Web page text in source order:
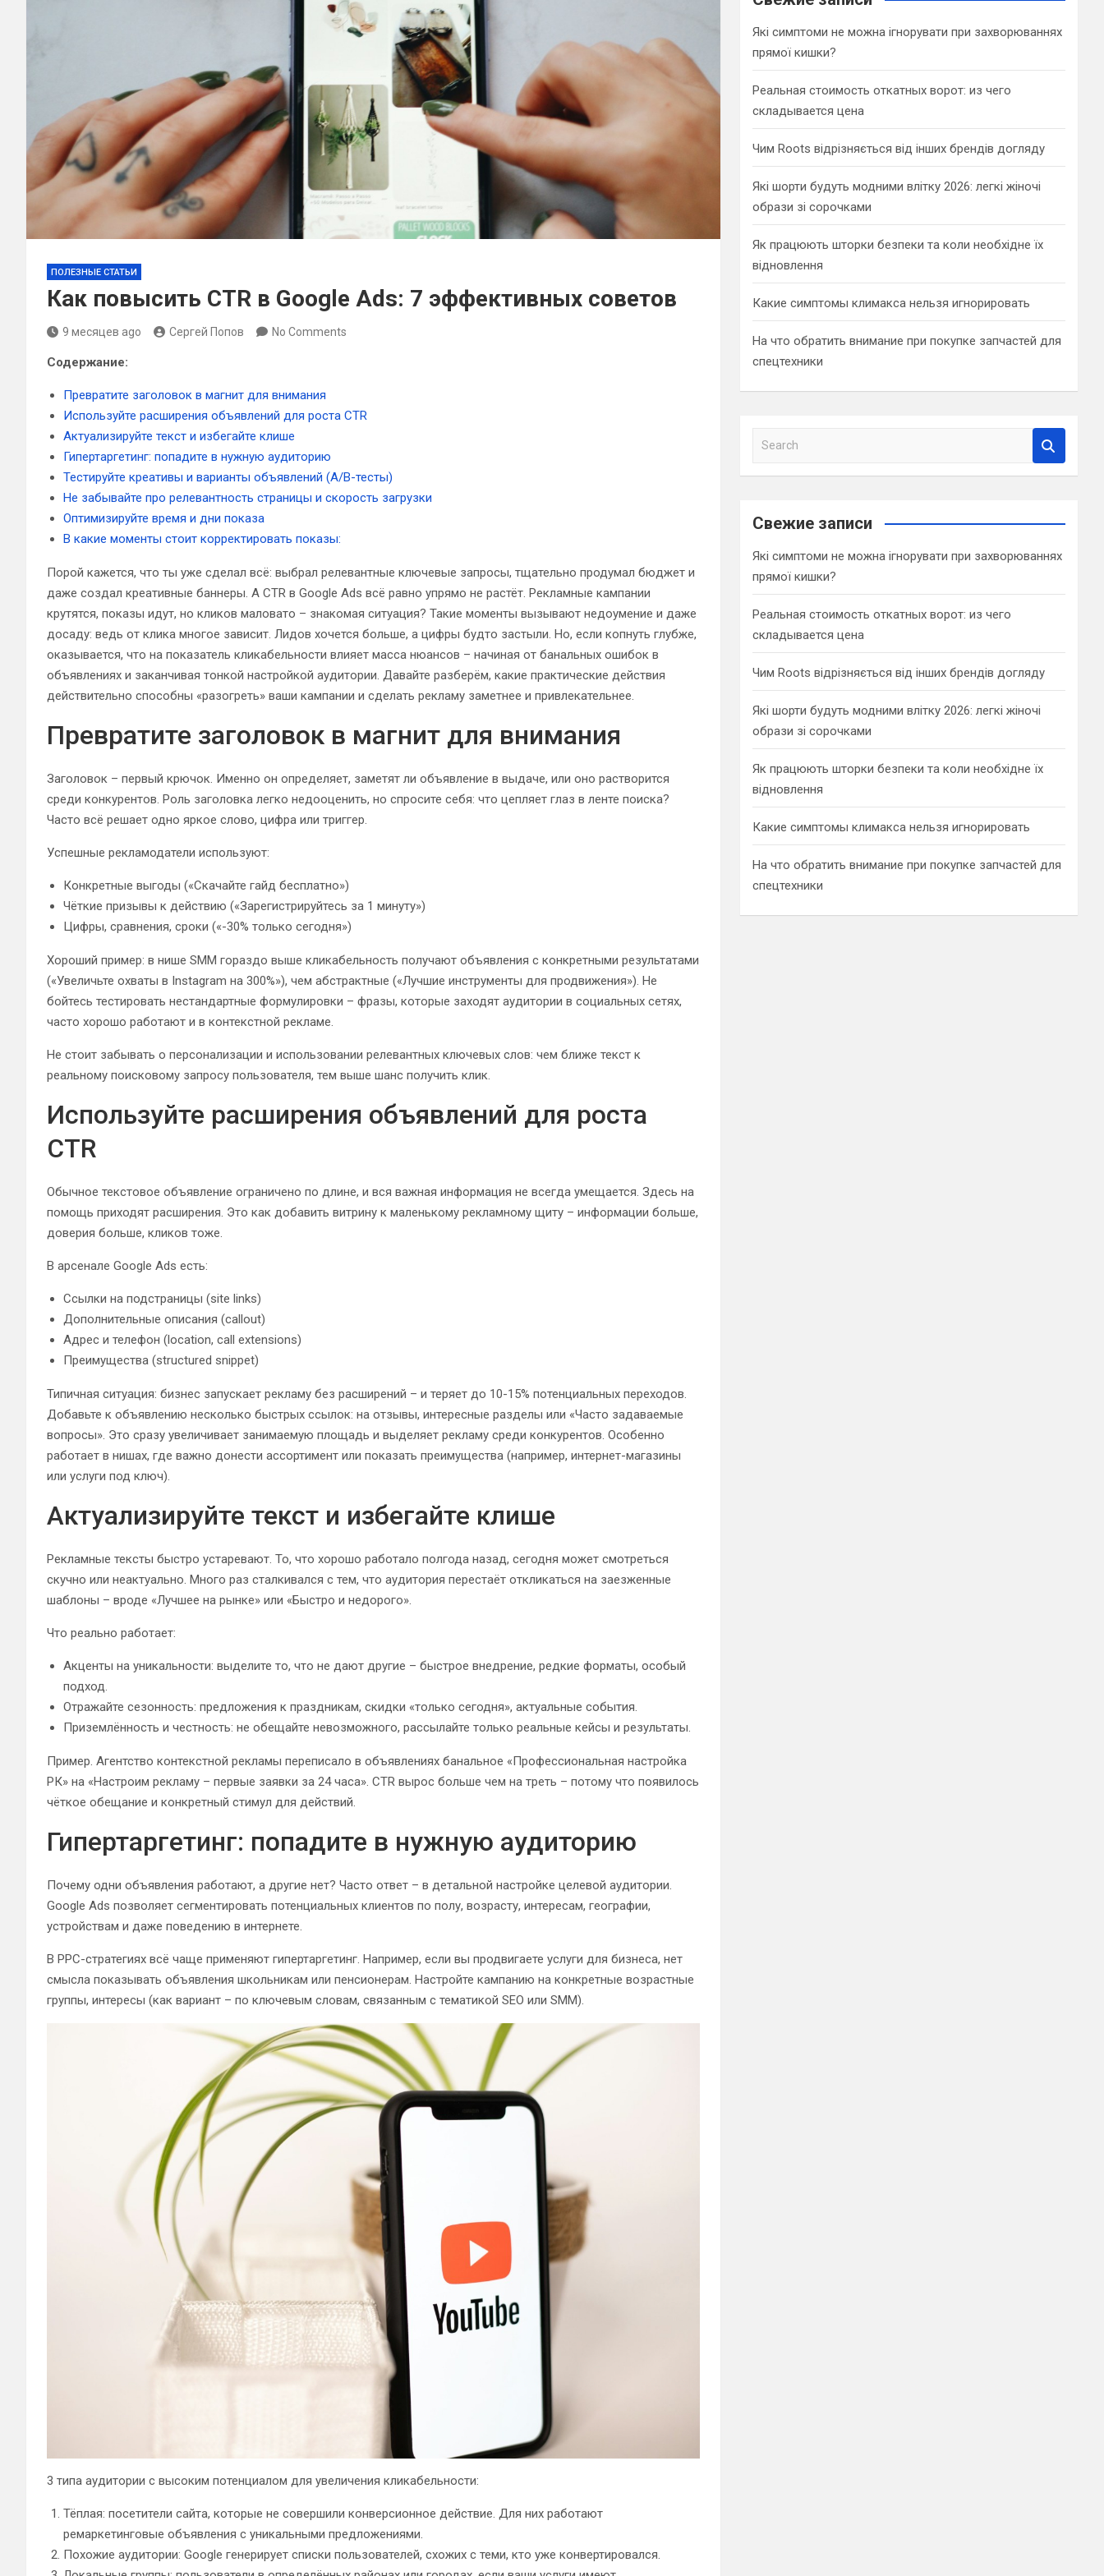
ПОЛЕЗНЫЕ СТАТЬИ
Как повысить CTR в Google Ads: 7 эффективных советов
9 месяцев ago Сергей Попов No Comments
Содержание:
Превратите заголовок в магнит для внимания
Используйте расширения объявлений для роста CTR
Актуализируйте текст и избегайте клише
Гипертаргетинг: попадите в нужную аудиторию
Тестируйте креативы и варианты объявлений (A/B-тесты)
Не забывайте про релевантность страницы и скорость загрузки
Оптимизируйте время и дни показа
В какие моменты стоит корректировать показы:
Порой кажется, что ты уже сделал всё: выбрал релевантные ключевые запросы, тщательно продумал бюджет и
даже создал креативные баннеры. А CTR в Google Ads всё равно упрямо не растёт. Рекламные кампании
крутятся, показы идут, но кликов маловато – знакомая ситуация? Такие моменты вызывают недоумение и даже
досаду: ведь от клика многое зависит. Лидов хочется больше, а цифры будто застыли. Но, если копнуть глубже,
оказывается, что на показатель кликабельности влияет масса нюансов – начиная от банальных ошибок в
объявлениях и заканчивая тонкой настройкой аудитории. Давайте разберём, какие практические действия
действительно способны «разогреть» ваши кампании и сделать рекламу заметнее и привлекательнее.
Превратите заголовок в магнит для внимания
Заголовок – первый крючок. Именно он определяет, заметят ли объявление в выдаче, или оно растворится
среди конкурентов. Роль заголовка легко недооценить, но спросите себя: что цепляет глаз в ленте поиска?
Часто всё решает одно яркое слово, цифра или триггер.
Успешные рекламодатели используют:
Конкретные выгоды («Скачайте гайд бесплатно»)
Чёткие призывы к действию («Зарегистрируйтесь за 1 минуту»)
Цифры, сравнения, сроки («-30% только сегодня»)
Хороший пример: в нише SMM гораздо выше кликабельность получают объявления с конкретными результатами
(«Увеличьте охваты в Instagram на 300%»), чем абстрактные («Лучшие инструменты для продвижения»). Не
бойтесь тестировать нестандартные формулировки – фразы, которые заходят аудитории в социальных сетях,
часто хорошо работают и в контекстной рекламе.
Не стоит забывать о персонализации и использовании релевантных ключевых слов: чем ближе текст к
реальному поисковому запросу пользователя, тем выше шанс получить клик.
Используйте расширения объявлений для роста
CTR
Обычное текстовое объявление ограничено по длине, и вся важная информация не всегда умещается. Здесь на
помощь приходят расширения. Это как добавить витрину к маленькому рекламному щиту – информации больше,
доверия больше, кликов тоже.
В арсенале Google Ads есть:
Ссылки на подстраницы (site links)
Дополнительные описания (callout)
Адрес и телефон (location, call extensions)
Преимущества (structured snippet)
Типичная ситуация: бизнес запускает рекламу без расширений – и теряет до 10-15% потенциальных переходов.
Добавьте к объявлению несколько быстрых ссылок: на отзывы, интересные разделы или «Часто задаваемые
вопросы». Это сразу увеличивает занимаемую площадь и выделяет рекламу среди конкурентов. Особенно
работает в нишах, где важно донести ассортимент или показать преимущества (например, интернет-магазины
или услуги под ключ).
Актуализируйте текст и избегайте клише
Рекламные тексты быстро устаревают. То, что хорошо работало полгода назад, сегодня может смотреться
скучно или неактуально. Много раз сталкивался с тем, что аудитория перестаёт откликаться на заезженные
шаблоны – вроде «Лучшее на рынке» или «Быстро и недорого».
Что реально работает:
Акценты на уникальности: выделите то, что не дают другие – быстрое внедрение, редкие форматы, особый
подход.
Отражайте сезонность: предложения к праздникам, скидки «только сегодня», актуальные события.
Приземлённость и честность: не обещайте невозможного, рассылайте только реальные кейсы и результаты.
Пример. Агентство контекстной рекламы переписало в объявлениях банальное «Профессиональная настройка
РК» на «Настроим рекламу – первые заявки за 24 часа». CTR вырос больше чем на треть – потому что появилось
чёткое обещание и конкретный стимул для действий.
Гипертаргетинг: попадите в нужную аудиторию
Почему одни объявления работают, а другие нет? Часто ответ – в детальной настройке целевой аудитории.
Google Ads позволяет сегментировать потенциальных клиентов по полу, возрасту, интересам, географии,
устройствам и даже поведению в интернете.
В PPC-стратегиях всё чаще применяют гипертаргетинг. Например, если вы продвигаете услуги для бизнеса, нет
смысла показывать объявления школьникам или пенсионерам. Настройте кампанию на конкретные возрастные
группы, интересы (как вариант – по ключевым словам, связанным с тематикой SEO или SMM).
3 типа аудитории с высоким потенциалом для увеличения кликабельности:
Тёплая: посетители сайта, которые не совершили конверсионное действие. Для них работают
ремаркетинговые объявления с уникальными предложениями.
Похожие аудитории: Google генерирует списки пользователей, схожих с теми, кто уже конвертировался.
Які симптоми не можна ігнорувати при захворюваннях
прямої кишки?
Реальная стоимость откатных ворот: из чего
складывается цена
Чим Roots відрізняється від інших брендів догляду
Які шорти будуть модними влітку 2026: легкі жіночі
образи зі сорочками
Як працюють шторки безпеки та коли необхідне їх
відновлення
Какие симптомы климакса нельзя игнорировать
На что обратить внимание при покупке запчастей для
спецтехники
a
c
Свежие записи
Які симптоми не можна ігнорувати при захворюваннях
прямої кишки?
Реальная стоимость откатных ворот: из чего
складывается цена
Чим Roots відрізняється від інших брендів догляду
Які шорти будуть модними влітку 2026: легкі жіночі
образи зі сорочками
Як працюють шторки безпеки та коли необхідне їх
відновлення
Какие симптомы климакса нельзя игнорировать
На что обратить внимание при покупке запчастей для
спецтехники